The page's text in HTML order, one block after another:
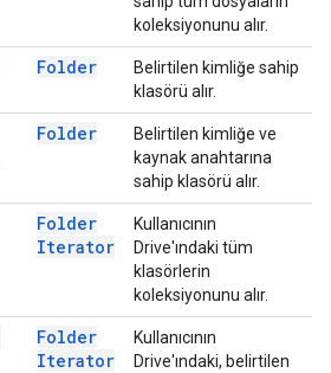
koleksiyonunu alır.
Folder
Belirtilen kimliğe sahip
klasörü alır.
Folder
Belirtilen kimliğe ve
kaynak anahtarına
sahip klasörü alır.
Folder
Iterator
Kullanıcının
Drive'ındaki tüm
klasörlerin
koleksiyonunu alır.
Folder
Iterator
Kullanıcının
Drive'ındaki, belirtilen